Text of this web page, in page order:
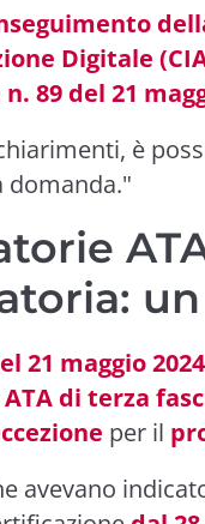
Digitale
89 del 21
è
domanda."
21 maggio 2024
di terza
per il
avevano